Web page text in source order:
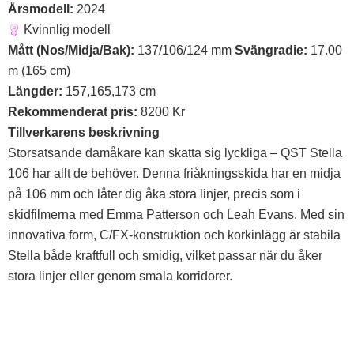
Årsmodell: 2024
Kvinnlig modell
Mått (Nos/Midja/Bak): 137/106/124 mm Svängradie: 17.00
m (165 cm)
Längder: 157,165,173 cm
Rekommenderat pris: 8200 Kr
Tillverkarens beskrivning
Storsatsande damåkare kan skatta sig lyckliga – QST Stella
106 har allt de behöver. Denna friåkningsskida har en midja
på 106 mm och låter dig åka stora linjer, precis som i
skidfilmerna med Emma Patterson och Leah Evans. Med sin
innovativa form, C/FX-konstruktion och korkinlägg är stabila
Stella både kraftfull och smidig, vilket passar när du åker
stora linjer eller genom smala korridorer.